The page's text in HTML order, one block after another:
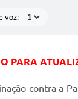
voz:
PARA
contra a